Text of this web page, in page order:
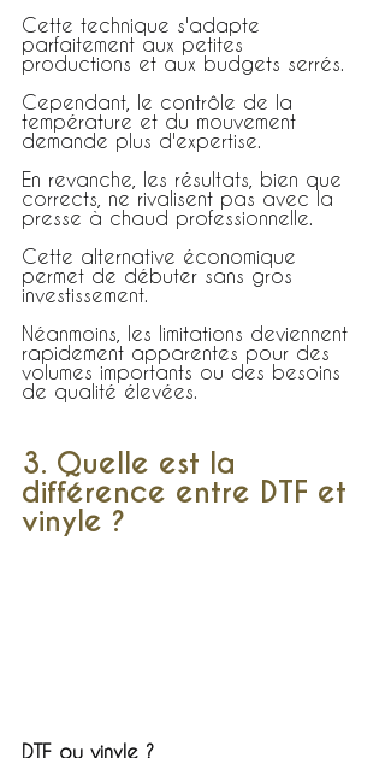
Cette technique s'adapte
parfaitement aux petites
productions et aux budgets serrés.
Cependant, le contrôle de la
température et du mouvement
demande plus d'expertise.
En revanche, les résultats, bien que
corrects, ne rivalisent pas avec la
presse à chaud professionnelle.
Cette alternative économique
permet de débuter sans gros
investissement.
Néanmoins, les limitations deviennent
rapidement apparentes pour des
volumes importants ou des besoins
de qualité élevées.
3. Quelle est la
différence entre DTF et
vinyle ?
DTF ou vinyle ?